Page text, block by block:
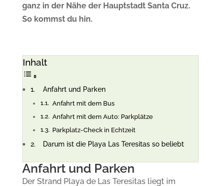
ganz in der Nähe der Hauptstadt Santa Cruz.
So kommst du hin.
Inhalt
Anfahrt und Parken
Anfahrt mit dem Bus
Anfahrt mit dem Auto: Parkplätze
Parkplatz-Check in Echtzeit
Darum ist die Playa Las Teresitas so beliebt
Anfahrt und Parken
Der Strand Playa de Las Teresitas liegt im